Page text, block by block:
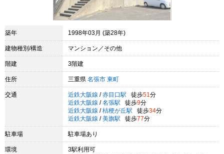
築年 1998年03月 (築28年)
建物種別/構造 マンション／その他
階建 3階建
住所 三重県 名張市 東町
交通 近鉄大阪線 / 赤目口駅 徒歩51 分
近鉄大阪線 / 名張駅 徒歩9分
近鉄大阪線 / 桔梗が丘駅 徒歩34分
近鉄大阪線 / 美旗駅 徒歩77分
駐車場 駐車場あり
環境
3駅利用可